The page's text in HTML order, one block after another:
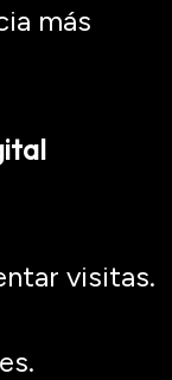
más
visitas.